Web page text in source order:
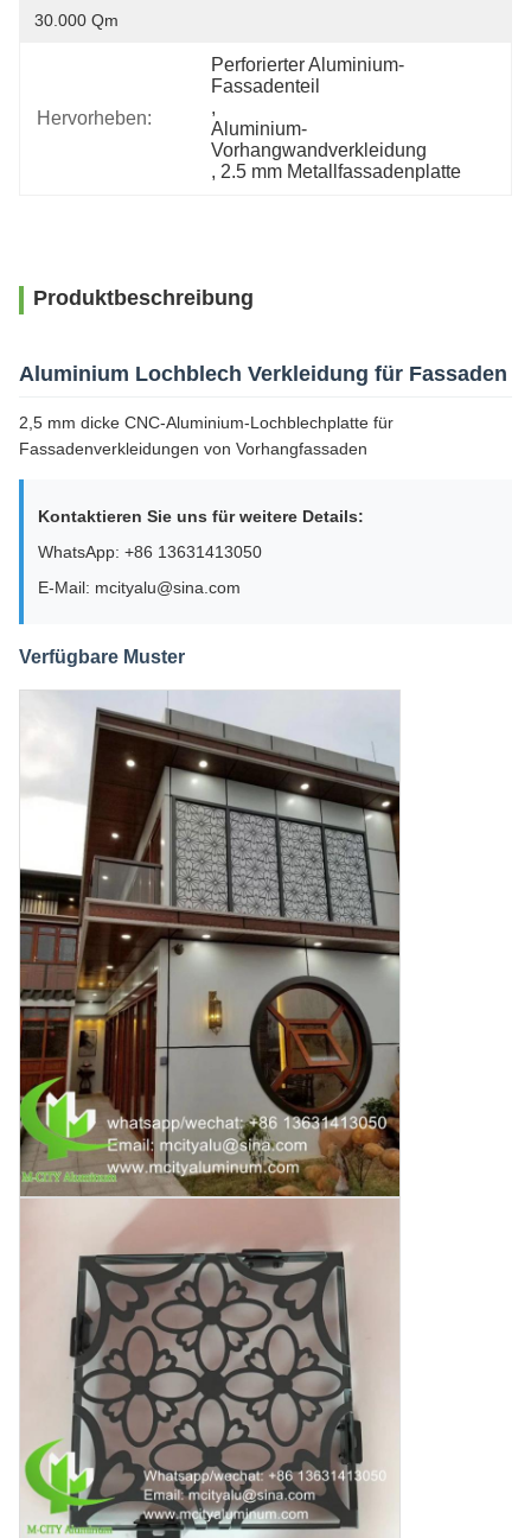
30.000 Qm
Hervorheben:
Perforierter Aluminium-
Fassadenteil
,
Aluminium-
Vorhangwandverkleidung
, 2.5 mm Metallfassadenplatte
Produktbeschreibung
Aluminium Lochblech Verkleidung für Fassaden
2,5 mm dicke CNC-Aluminium-Lochblechplatte für
Fassadenverkleidungen von Vorhangfassaden
Kontaktieren Sie uns für weitere Details:
WhatsApp: +86 13631413050
E-Mail: mcityalu@sina.com
Verfügbare Muster